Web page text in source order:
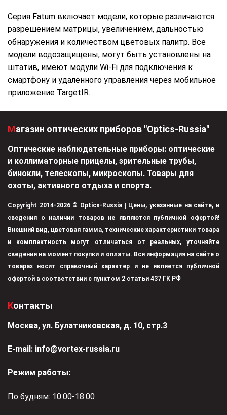
Серия Fatum включает модели, которые различаются
разрешением матрицы, увеличением, дальностью
обнаружения и количеством цветовых палитр. Все
модели водозащищены, могут быть установлены на
штатив, имеют модули Wi-Fi для подключения к
смартфону и удаленного управления через мобильное
приложение TargetIR.
Магазин оптических приборов "Optics-Russia"
Оптические наблюдательные приборы: оптические
и коллиматорные прицелы, зрительные трубы,
бинокли, телескопы, микроскопы. Товары для
охоты, активного отдыха и спорта.
Copyright 2014-2026 © Optics-Russia | Цены, указанные на сайте, и
сведения о наличии товаров не являются публичной офертой!
Внешний вид, цветовая гамма, технические характеристики товара
и комплектность могут отличаться от реальных, уточняйте
сведения на момент покупки и оплаты. Вся информация на сайте о
товарах носит справочный характер и не является публичной
офертой в соответствии с пунктом 2 статьи 437 ГК РФ
Контакты
Москва, ул. Булатниковская, д. 10, стр.3
Е-mail: info@vortex-russia.ru
Режим работы:
По будням: 10.00-18.00